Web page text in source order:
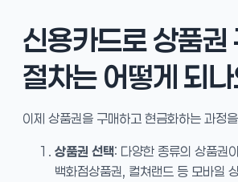
신용카드로 상품권
절차는 어떻게 되
이제 상품권을 구매하고 현금화하는 과정
상품권 선택: 다양한 종류의 상품권
백화점상품권, 컬쳐랜드 등 모바일